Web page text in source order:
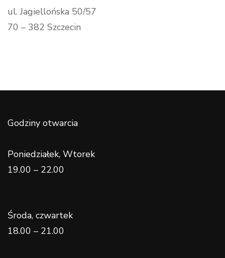
ul. Jagiellońska 50/57
70 – 382 Szczecin
Godziny otwarcia
Poniedziałek, Wtorek
19.00 – 22.00
Środa, czwartek
18.00 – 21.00